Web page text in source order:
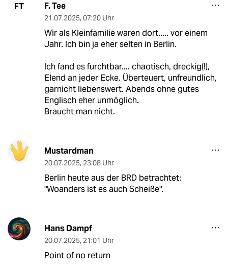
FT F. Tee
21.07.2025, 07:20 Uhr
Wir als Kleinfamilie waren dort..... vor einem
Jahr. Ich bin ja eher selten in Berlin.
Ich fand es furchtbar.... chaotisch, dreckig(!),
Elend an jeder Ecke. Überteuert, unfreundlich,
garnicht liebenswert. Abends ohne gutes
Englisch eher unmöglich.
Braucht man nicht.
Mustardman
20.07.2025, 23:08 Uhr
Berlin heute aus der BRD betrachtet:
"Woanders ist es auch Scheiße".
Hans Dampf
20.07.2025, 21:01 Uhr
Point of no return